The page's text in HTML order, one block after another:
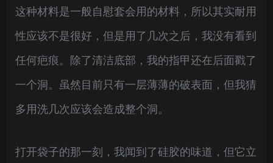
这种材料是一般自慰套会用的材料，所以其实耐用
性应该不是很好，但是用了几次之后，我没有看到
任何疤痕。除了清洁底部，我的指甲还在后面戳了
一个洞。虽然目前只有一层薄薄的破表面，但我猜
多用洗几次应该会造成整个洞。
打开袋子的那一刻，我闻到了硅胶的味道，但它立